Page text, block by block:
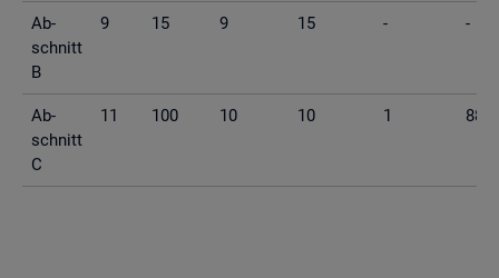
Ab­
schnitt
B
9 15 9 15 - -
Ab­
schnitt
C
11 100 10 10 1 88